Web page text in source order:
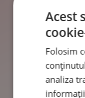
Acest
Folosim
analiza